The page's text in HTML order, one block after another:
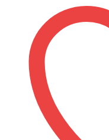
M365/pro
оригинал)